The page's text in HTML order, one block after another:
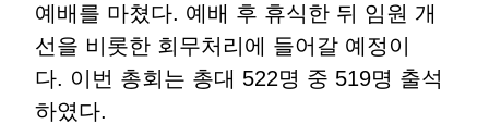
예배를 마쳤다. 예배 후 휴식한 뒤 임원 개
선을 비롯한 회무처리에 들어갈 예정이
다. 이번 총회는 총대 522명 중 519명 출석
하였다.